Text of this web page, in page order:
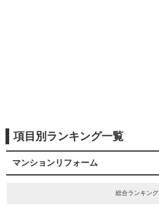
項目別ランキング一覧
マンションリフォーム
総合ランキング